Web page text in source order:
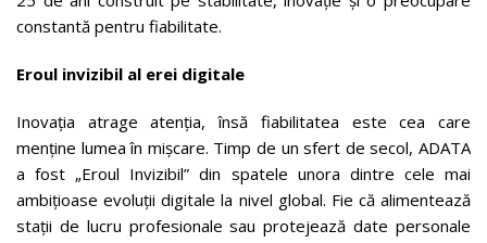
constantă pentru fiabilitate.
Eroul invizibil al erei digitale
Inovația atrage atenția, însă fiabilitatea este cea care
menține lumea în mișcare. Timp de un sfert de secol, ADATA
a fost „Eroul Invizibil” din spatele unora dintre cele mai
ambițioase evoluții digitale la nivel global. Fie că alimentează
stații de lucru profesionale sau protejează date personale